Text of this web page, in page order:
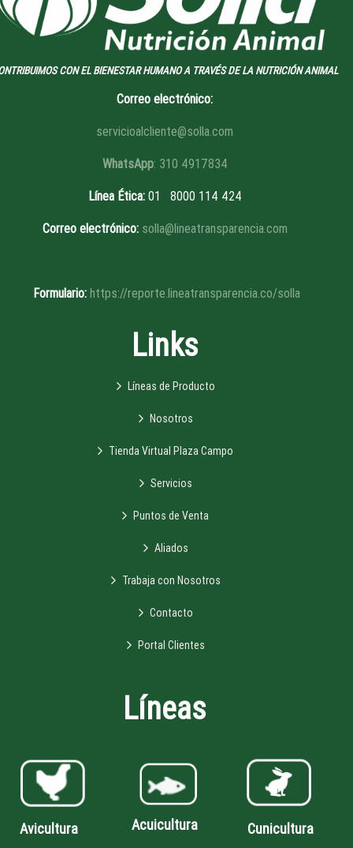
CON EL BIENESTAR HUMANO A TRAVÉS DE LA NUTRICIÓN ANIMAL
Correo electrónico:
servicioalcliente@solla.com
WhatsApp: 310 4917834
Línea Ética:01 8000 114 424
Correo electrónico: solla@lineatransparencia.com
Formulario: https://reporte.lineatransparencia.co/solla
Links
Líneas de Producto
Nosotros
Tienda Virtual Plaza Campo
Servicios
Puntos de Venta
Aliados
Trabaja con Nosotros
Contacto
Portal Clientes
Líneas
Avicultura Acuicultura Cunicultura